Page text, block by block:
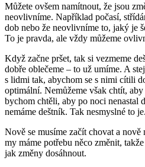
Můžete ovšem namítnout, že jsou
neovlivníme. Například počasí,
dob nebo že neovlivníme to, jaký je
To je pravda, ale vždy můžeme
Když začne pršet, tak si vezmeme
dobře oblečeme – to už umíme. A
s lidmi tak, abychom se s nimi cítili
optimální. Nemůžeme však chtít,
bychom chtěli, aby po noci nenastal
nemáme deštník. Tak nesmyslné to je.
Nově se musíme začít chovat a
my máme potřebu něco změnit,
jak změny dosáhnout.